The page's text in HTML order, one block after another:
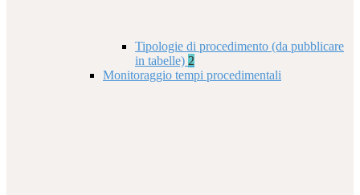
Tipologie di procedimento (da pubblicare
in tabelle) 2
Monitoraggio tempi procedimentali